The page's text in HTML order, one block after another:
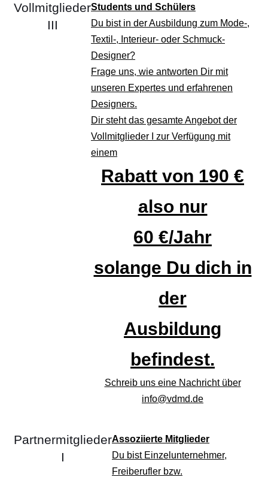
Vollmitglieder
III
Students und Schülers
Du bist in der Ausbildung zum Mode-,
Textil-, Interieur- oder Schmuck-
Designer?
Frage uns, wie antworten Dir mit
unseren Expertes und erfahrenen
Designers.
Dir steht das gesamte Angebot der
Vollmitglieder I zur Verfügung mit
einem
Rabatt von 190 €
also nur
60 €/Jahr
solange Du dich in
der
Ausbildung
befindest.
Schreib uns eine Nachricht über
info@vdmd.de
Partnermitglieder
I
Assoziierte Mitglieder
Du bist Einzelunternehmer,
Freiberufler bzw.